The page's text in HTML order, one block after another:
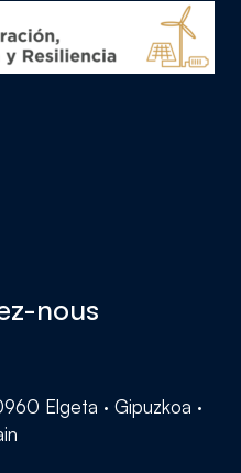
nous
Elgeta · Gipuzkoa ·